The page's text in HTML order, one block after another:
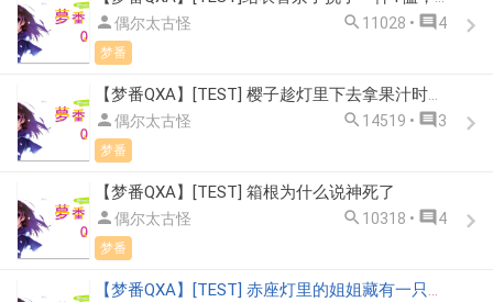
偶尔太古怪  11028 •  4
梦番
【梦番QXA】[TEST] 樱子趁灯里下去拿果汁时，说想要吓灯里一跳，最后想出的方案是？
偶尔太古怪  14519 •  3
梦番
【梦番QXA】[TEST] 箱根为什么说神死了
偶尔太古怪  10318 •  4
梦番
【梦番QXA】[TEST] 赤座灯里的姐姐藏有一只灯里的抱枕，这只灯里抱枕有多重？